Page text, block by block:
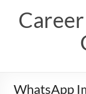
content
WhatsApp